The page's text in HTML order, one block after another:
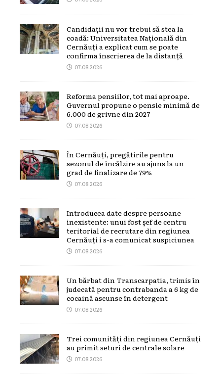
Candidații nu vor trebui să stea la
coadă: Universitatea Națională din
Cernăuți a explicat cum se poate
confirma înscrierea de la distanță
07.08.2026
Reforma pensiilor, tot mai aproape.
Guvernul propune o pensie minimă de
6.000 de grivne din 2027
07.08.2026
În Cernăuți, pregătirile pentru
sezonul de încălzire au ajuns la un
grad de finalizare de 79%
07.08.2026
Introducea date despre persoane
inexistente: unui fost șef de centru
teritorial de recrutare din regiunea
Cernăuți i s-a comunicat suspiciunea
07.08.2026
Un bărbat din Transcarpatia, trimis în
judecată pentru contrabanda a 6 kg de
cocaină ascunse în detergent
07.08.2026
Trei comunități din regiunea Cernăuți
au primit seturi de centrale solare
07.08.2026